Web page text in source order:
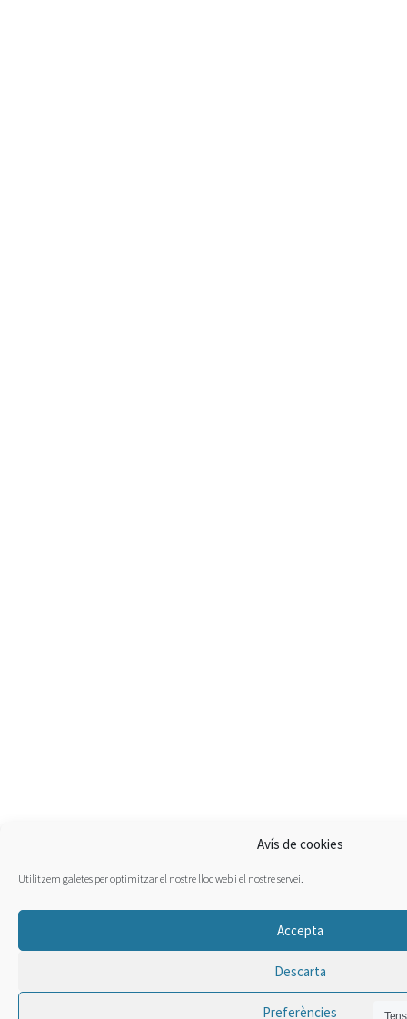
Avís de cookies
Utilitzem galetes per optimitzar el nostre lloc web i el nostre servei.
Accepta
Descarta
Preferències